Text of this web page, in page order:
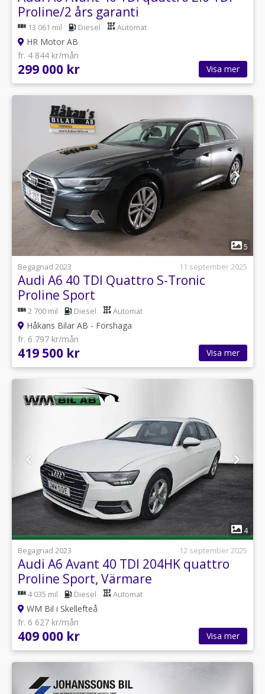
Proline/2 års garanti
13 061 mil Diesel Automat
HR Motor AB
fr. 4 844 kr/mån
299 000 kr Visa mer
1
5
Begagnad 2023
11 september 2025
Audi A6 40 TDI Quattro S-Tronic
Proline Sport
2 700 mil Diesel Automat
Håkans Bilar AB - Forshaga
fr. 6 797 kr/mån
419 500 kr Visa mer
1
4
Begagnad 2023
12 september 2025
Audi A6 Avant 40 TDI 204HK quattro
Proline Sport, Värmare
4 035 mil Diesel Automat
WM Bil i Skellefteå
fr. 6 627 kr/mån
409 000 kr Visa mer